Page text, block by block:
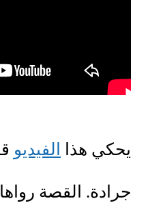
يحكي هذا الفيديو
جرادة. القصة